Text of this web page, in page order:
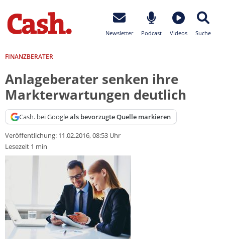
Newsletter Podcast Videos Suche
FINANZBERATER
Anlageberater senken ihre
Markterwartungen deutlich
Cash. bei Googleals bevorzugte Quelle markieren
Veröffentlichung: 11.02.2016, 08:53 Uhr
Lesezeit 1 min